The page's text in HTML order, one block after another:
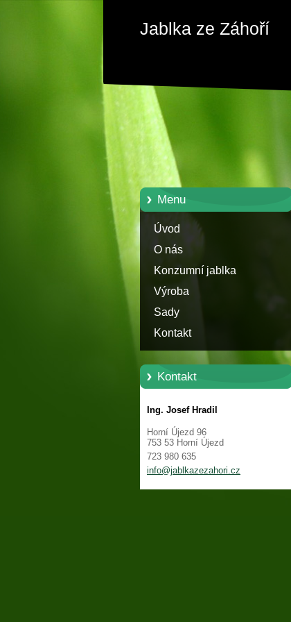
Jablka ze Záhoří
Menu
Úvod
O nás
Konzumní jablka
Výroba
Sady
Kontakt
Kontakt
Ing. Josef Hradil
Horní Újezd 96
753 53 Horní Újezd
723 980 635
info@jablkazezahori.cz